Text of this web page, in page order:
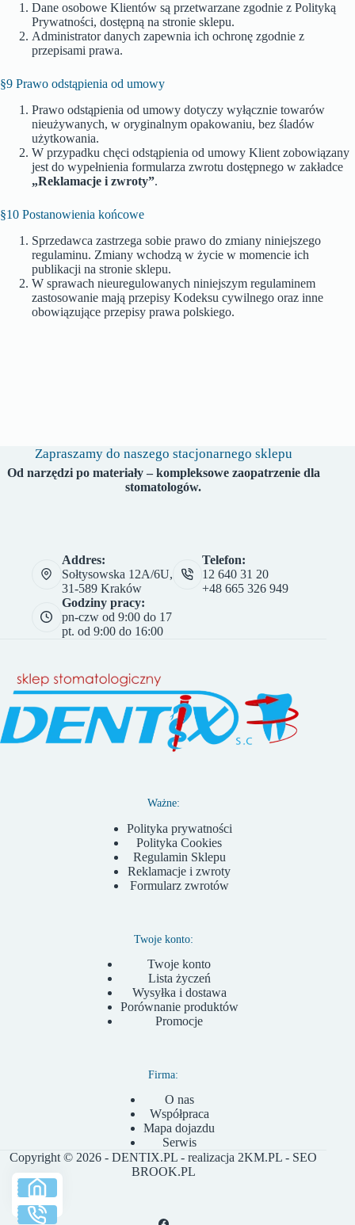
Dane osobowe Klientów są przetwarzane zgodnie z Polityką
Prywatności, dostępną na stronie sklepu.
Administrator danych zapewnia ich ochronę zgodnie z
przepisami prawa.
§9 Prawo odstąpienia od umowy
Prawo odstąpienia od umowy dotyczy wyłącznie towarów
nieużywanych, w oryginalnym opakowaniu, bez śladów
użytkowania.
W przypadku chęci odstąpienia od umowy Klient zobowiązany
jest do wypełnienia formularza zwrotu dostępnego w zakładce
„Reklamacje i zwroty”.
§10 Postanowienia końcowe
Sprzedawca zastrzega sobie prawo do zmiany niniejszego
regulaminu. Zmiany wchodzą w życie w momencie ich
publikacji na stronie sklepu.
W sprawach nieuregulowanych niniejszym regulaminem
zastosowanie mają przepisy Kodeksu cywilnego oraz inne
obowiązujące przepisy prawa polskiego.
Zapraszamy do naszego stacjonarnego sklepu
Od narzędzi po materiały – kompleksowe zaopatrzenie dla
stomatologów.
Addres:
Sołtysowska 12A/6U,
31-589 Kraków
Telefon:
12 640 31 20
+48 665 326 949
Godziny pracy:
pn-czw od 9:00 do 17
pt. od 9:00 do 16:00
Ważne:
Polityka prywatności
Polityka Cookies
Regulamin Sklepu
Reklamacje i zwroty
Formularz zwrotów
Twoje konto:
Twoje konto
Lista życzeń
Wysyłka i dostawa
Porównanie produktów
Promocje
Firma:
O nas
Współpraca
Mapa dojazdu
Serwis
Copyright © 2026 - DENTIX.PL - realizacja 2KM.PL - SEO
BROOK.PL